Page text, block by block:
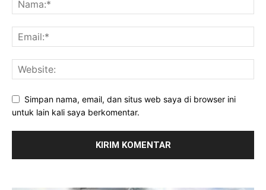
Simpan nama, email, dan situs web saya di browser ini
untuk lain kali saya berkomentar.